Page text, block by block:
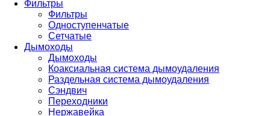
Фильтры
Фильтры
Одноступенчатые
Сетчатые
Дымоходы
Дымоходы
Коаксиальная система дымоудаления
Раздельная система дымоудаления
Сэндвич
Переходники
Нержавейка